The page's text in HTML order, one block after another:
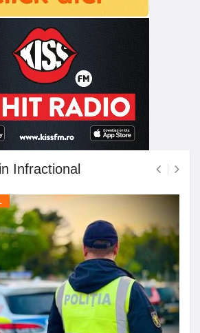
Infractional